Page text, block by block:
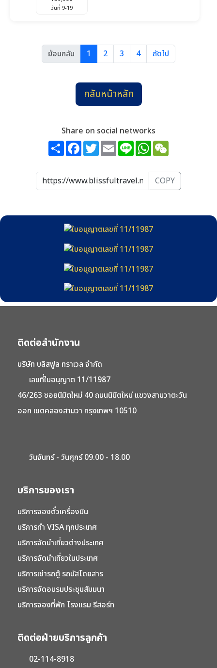
วันที่ 9-19
ย้อนกลับ 1 2 3 4 ถัดไป
กลับหน้าหลัก
Share on social networks
ShareFacebook
TwitterEmailLine WhatsApp
COPY
ติดต่อสำนักงาน
บริษัท บลิสฟูล ทราเวล จำกัด
เลขที่ใบอนุญาต 11/11987
46/263 ซอยนิมิตใหม่ 40 ถนนนิมิตใหม่ แขวงสามวาตะวัน
ออก เขตคลองสามวา กรุงเทพฯ 10510
วันจันทร์ - วันศุกร์ 09.00 - 18.00
บริการของเรา
บริการจองตั๋วเครื่องบิน
บริการทำ VISA ทุกประเทศ
บริการจัดนำเที่ยวต่างประเทศ
บริการจัดนำเที่ยวในประเทศ
บริการเช่ารถตู้ รถบัสโดยสาร
บริการจัดอบรมประชุมสัมมนา
บริการจองที่พัก โรงแรม รีสอร์ท
ติดต่อฝ่ายบริการลูกค้า
02-114-8918